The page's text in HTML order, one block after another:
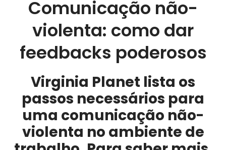
Comunicação não-
violenta: como dar
feedbacks poderosos
Virginia Planet lista os
passos necessários para
uma comunicação não-
violenta no ambiente de